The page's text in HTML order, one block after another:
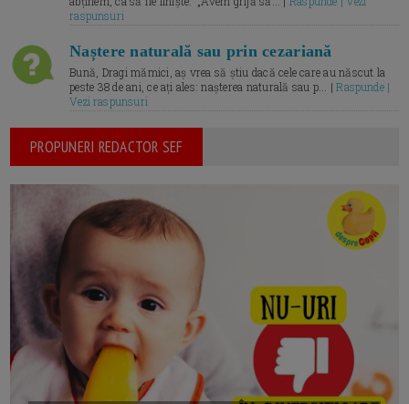
raspunsuri
Naștere naturală sau prin cezariană
Bună, Dragi mămici, aș vrea să știu dacă cele care au născut la
peste 38 de ani, ce ați ales: nașterea naturală sau p... |Raspunde |
Vezi raspunsuri
PROPUNERI REDACTOR SEF